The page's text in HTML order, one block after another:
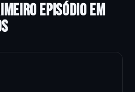
EPISÓDIO EM